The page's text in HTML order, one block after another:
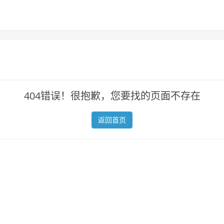
404错误！很抱歉，您要找的页面不存在
返回首页